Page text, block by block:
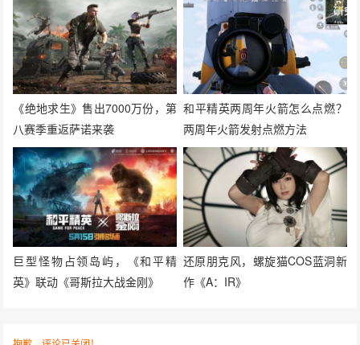
《绝地求生》售出7000万份，第
八赛季重返萨诺来袭
和平精英两周年火箭怎么点燃？
两周年火箭发射点燃方法
巨型怪物占领岛屿，《和平精
英》联动《哥斯拉大战金刚》
还原朋克风，螺旋猫COS蓝洞新
作《A：IR》